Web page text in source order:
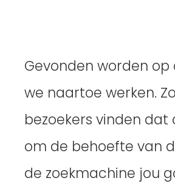
Gevonden worden
we naartoe werken.
bezoekers vinden dat
om de behoefte van
de zoekmachine jou